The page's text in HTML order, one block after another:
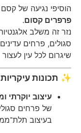
הוסיפי נגיעה של
פרפרים קסום.
נזר זה משלב
סגולים, פרחים
שיגרום לכל עין לעצור
✨ תכונות עיקריות
עיצוב יוקרתי
של פרחים
בעיצוב